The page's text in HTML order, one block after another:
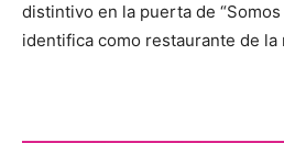
distintivo en la puerta de
identifica como restaurante de la